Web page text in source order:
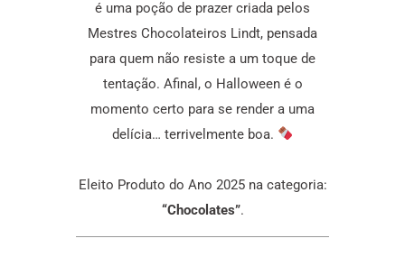
é uma poção de prazer criada pelos
Mestres Chocolateiros Lindt, pensada
para quem não resiste a um toque de
tentação. Afinal, o Halloween é o
momento certo para se render a uma
delícia… terrivelmente boa.
Eleito Produto do Ano 2025 na categoria:
“Chocolates”.